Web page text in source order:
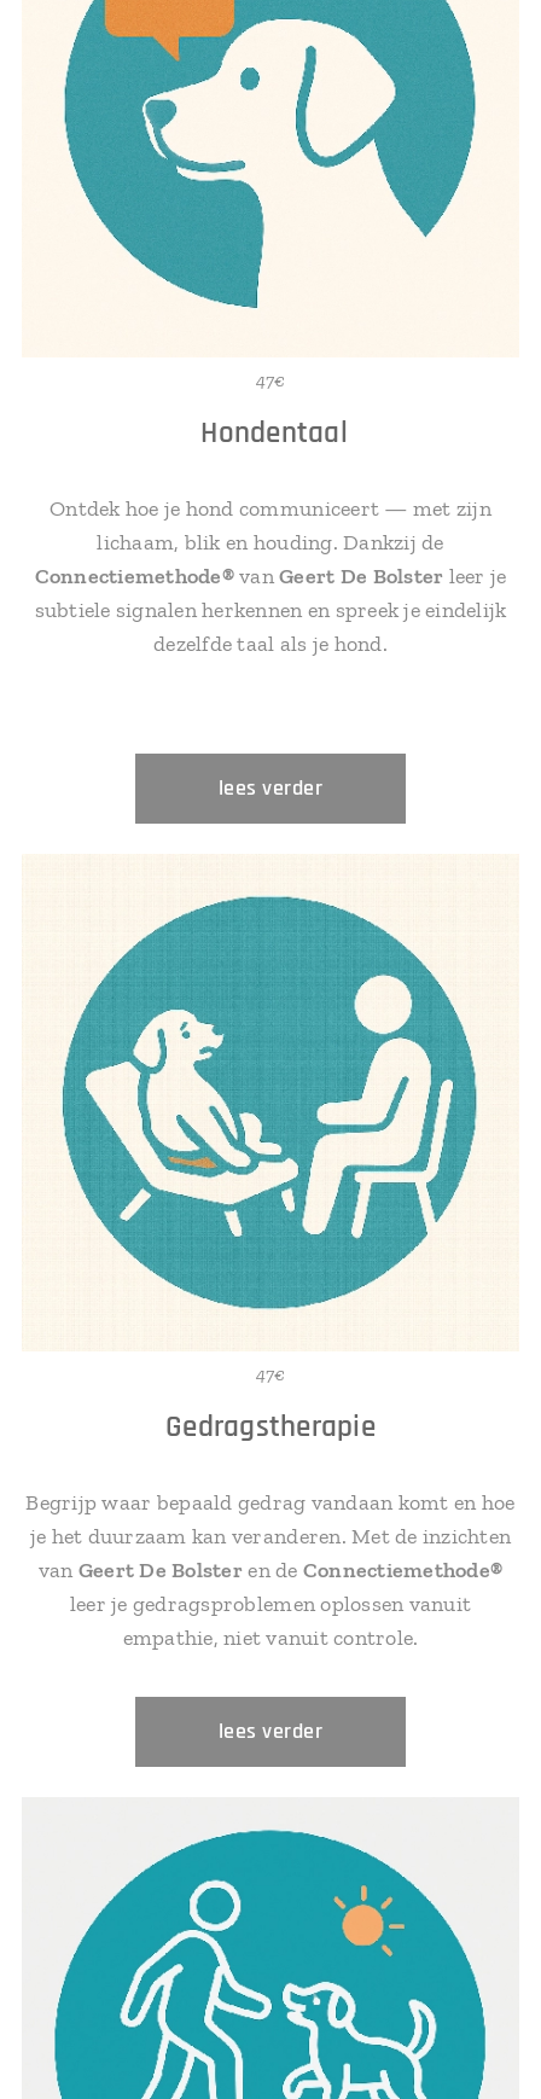
47€
Hondentaal
Ontdek hoe je hond communiceert — met zijn
lichaam, blik en houding. Dankzij de
Connectiemethode®vanGeert De Bolster leer je
subtiele signalen herkennen en spreek je eindelijk
dezelfde taal als je hond.
lees verder
47€
Gedragstherapie
Begrijp waar bepaald gedrag vandaan komt en hoe
je het duurzaam kan veranderen. Met de inzichten
van Geert De Bolsteren de Connectiemethode®
leer je gedragsproblemen oplossen vanuit
empathie, niet vanuit controle.
lees verder